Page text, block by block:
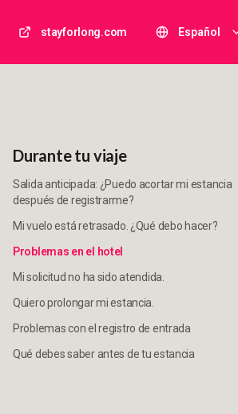
stayforlong.com Español
Durante tu viaje
Salida anticipada: ¿Puedo acortar mi estancia
después de registrarme?
Mi vuelo está retrasado. ¿Qué debo hacer?
Problemas en el hotel
Mi solicitud no ha sido atendida.
Quiero prolongar mi estancia.
Problemas con el registro de entrada
Qué debes saber antes de tu estancia